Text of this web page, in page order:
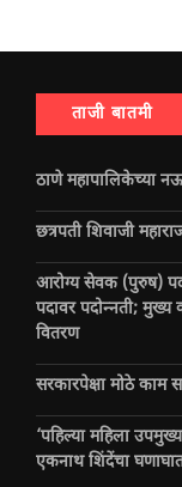
ताजी बातमी
ठाणे महापालिकेच्या नऊ
छत्रपती शिवाजी
आरोग्य सेवक (पुरुष)
पदावर पदोन्नती; मुख्य
वितरण
सरकारपेक्षा मोठे
‘पहिल्या महिला
एकनाथ शिंदेंचा